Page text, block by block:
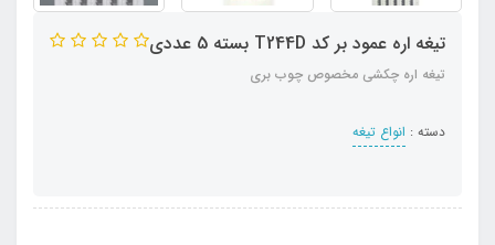
تیغه اره عمود بر کد T244D بسته 5 عددی
تیغه اره چکشی مخصوص چوب بری
دسته : انواع تیغه